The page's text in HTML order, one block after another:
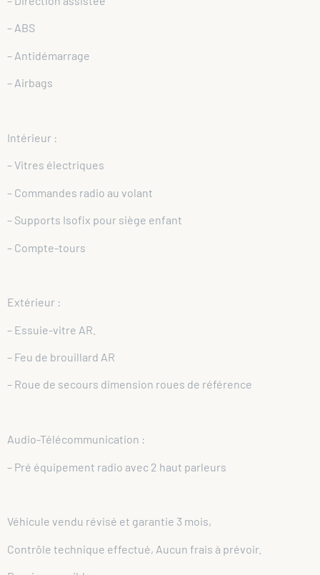
– ABS
– Antidémarrage
– Airbags
Intérieur :
– Vitres électriques
– Commandes radio au volant
– Supports Isofix pour siège enfant
– Compte-tours
Extérieur :
– Essuie-vitre AR.
– Feu de brouillard AR
– Roue de secours dimension roues de référence
Audio-Télécommunication :
– Pré équipement radio avec 2 haut parleurs
Véhicule vendu révisé et garantie 3 mois,
Contrôle technique effectué, Aucun frais à prévoir.